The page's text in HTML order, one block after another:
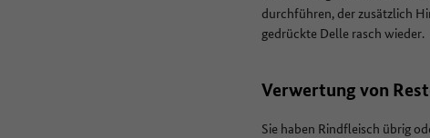
durchführen, der zusätzlich
gedrückte Delle rasch wieder.
Verwertung von
Sie haben Rindfleisch übrig